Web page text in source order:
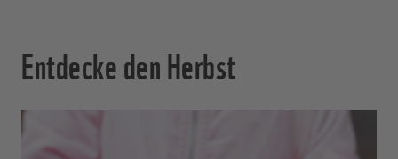
Entdecke den Herbst